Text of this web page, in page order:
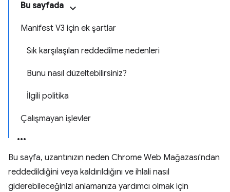
Bu sayfada
Manifest V3 için ek şartlar
Sık karşılaşılan reddedilme nedenleri
Bunu nasıl düzeltebilirsiniz?
İlgili politika
Çalışmayan işlevler
Bu sayfa, uzantınızın neden Chrome Web Mağazası'ndan
reddedildiğini veya kaldırıldığını ve ihlali nasıl
giderebileceğinizi anlamanıza yardımcı olmak için